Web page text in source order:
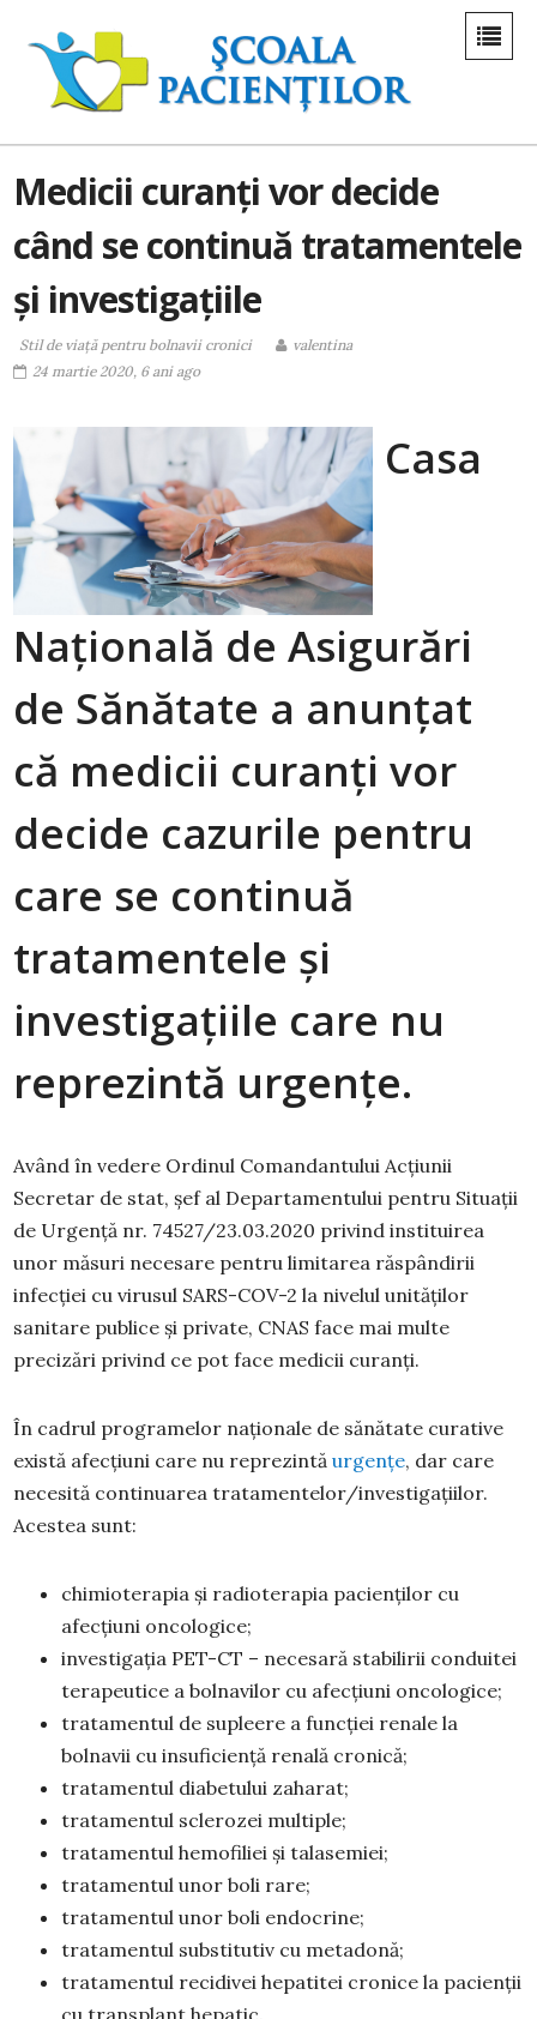
Medicii curanți vor decide
când se continuă tratamentele
și investigațiile
Stil de viaţă pentru bolnavii cronici
valentina
24 martie 2020, 6 ani ago
Casa
Națională de Asigurări
de Sănătate a anunțat
că medicii curanți vor
decide cazurile pentru
care se continuă
tratamentele și
investigațiile care nu
reprezintă urgențe.
Având în vedere Ordinul Comandantului Acţiunii
Secretar de stat, şef al Departamentului pentru Situaţii
de Urgenţă nr. 74527/23.03.2020 privind instituirea
unor măsuri necesare pentru limitarea răspândirii
infecţiei cu virusul SARS-COV-2 la nivelul unităţilor
sanitare publice şi private, CNAS face mai multe
precizări privind ce pot face medicii curanți.
În cadrul programelor naţionale de sănătate curative
există afecţiuni care nu reprezintă urgenţe, dar care
necesită continuarea tratamentelor/investigaţiilor.
Acestea sunt:
chimioterapia şi radioterapia pacienţilor cu
afecţiuni oncologice;
investigaţia PET-CT – necesară stabilirii conduitei
terapeutice a bolnavilor cu afecţiuni oncologice;
tratamentul de supleere a funcţiei renale la
bolnavii cu insuficienţă renală cronică;
tratamentul diabetului zaharat;
tratamentul sclerozei multiple;
tratamentul hemofiliei şi talasemiei;
tratamentul unor boli rare;
tratamentul unor boli endocrine;
tratamentul substitutiv cu metadonă;
tratamentul recidivei hepatitei cronice la pacienţii